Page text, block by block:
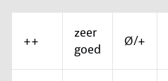
++
zeer
goed
Ø/+